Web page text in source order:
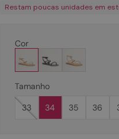
Restam poucas unidades em
Cor
Tamanho
33
34 35 36